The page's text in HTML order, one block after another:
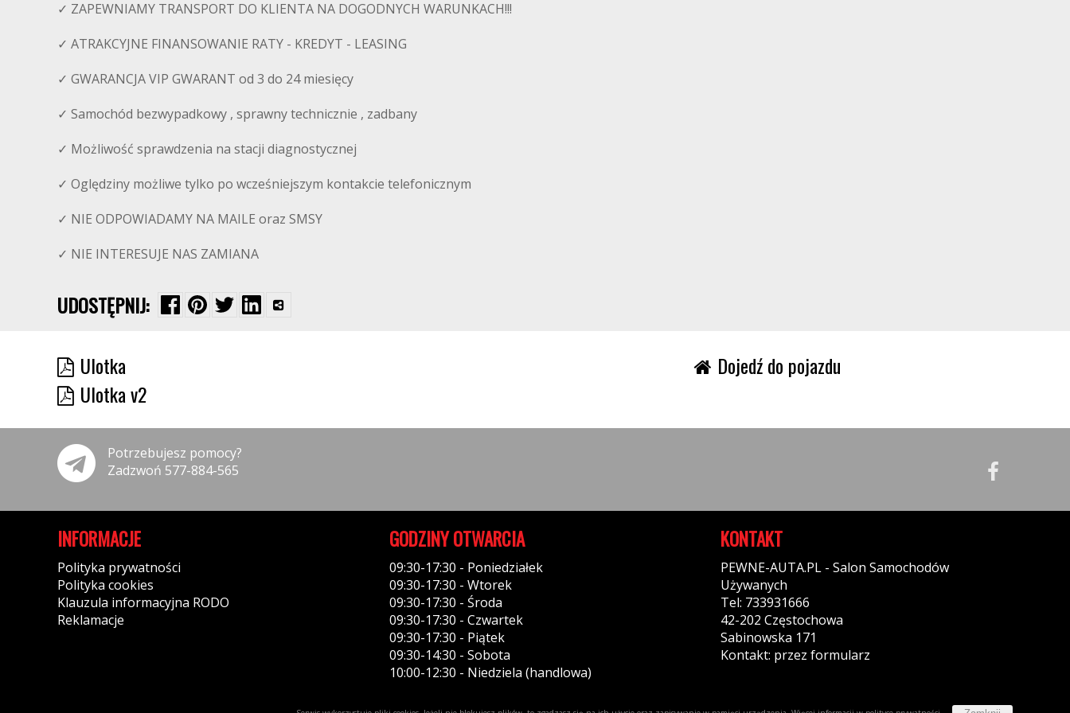
✓ ZAPEWNIAMY TRANSPORT DO KLIENTA NA DOGODNYCH WARUNKACH!!!
✓ ATRAKCYJNE FINANSOWANIE RATY - KREDYT - LEASING
✓ GWARANCJA VIP GWARANT od 3 do 24 miesięcy
✓ Samochód bezwypadkowy , sprawny technicznie , zadbany
✓ Możliwość sprawdzenia na stacji diagnostycznej
✓ Oględziny możliwe tylko po wcześniejszym kontakcie telefonicznym
✓ NIE ODPOWIADAMY NA MAILE oraz SMSY
✓ NIE INTERESUJE NAS ZAMIANA
UDOSTĘPNIJ:
Ulotka
Ulotka v2
Dojedź do pojazdu
Potrzebujesz pomocy?
Zadzwoń 577-884-565
INFORMACJE
Polityka prywatności
Polityka cookies
Klauzula informacyjna RODO
Reklamacje
GODZINY OTWARCIA
09:30-17:30 - Poniedziałek
09:30-17:30 - Wtorek
09:30-17:30 - Środa
09:30-17:30 - Czwartek
09:30-17:30 - Piątek
09:30-14:30 - Sobota
10:00-12:30 - Niedziela (handlowa)
KONTAKT
PEWNE-AUTA.PL - Salon Samochodów
Używanych
Tel: 733931666
42-202 Częstochowa
Sabinowska 171
Kontakt: przez formularz